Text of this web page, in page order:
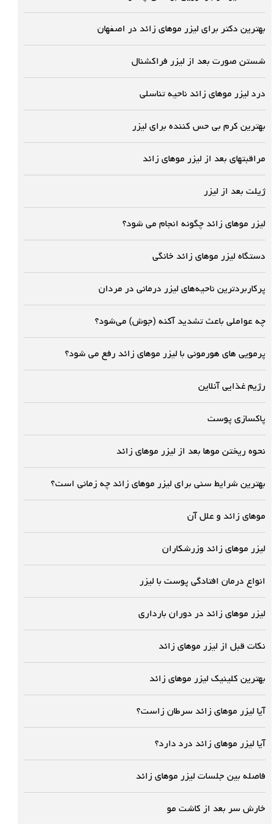
بهترین دکتر برای لیزر موهای زائد در اصفهان
شستن صورت بعد از لیزر فراکشنال
درد لیزر موهای زائد ناحیه تناسلی
بهترین کرم بی حس کننده برای لیزر
مراقبتهای بعد از لیزر موهای زائد
ژیلت بعد از لیزر
لیزر موهای زائد چگونه انجام می شود؟
دستگاه لیزر موهای زائد خانگی
پرکاربردترین ناحیه‌های لیزر درمانی در مردان
چه عواملی باعث تشدید آکنه (جوش) می‌شود؟
پرمویی های هورمونی با لیزر موهای زائد رفع می شود؟
رژیم غذایی آنلاین
پاکسازی پوست
نحوه ریختن موها بعد از لیزر موهای زائد
بهترین شرایط سنی برای لیزر موهای زائد چه زمانی است؟
موهاى زائد و علل آن
لیزر موهای زائد وزرشکاران
انواع درمان افتادگی پوست با لیزر
لیزر موهای زائد در دوران بارداری
نکات قبل از لیزر موهای زائد
بهترین کلینیک لیزر موهای زائد
آیا لیزر موهای زائد سرطان زاست؟
آیا لیزر موهای زائد درد دارد؟
فاصله بین جلسات لیزر موهای زائد
خارش سر بعد از کاشت مو